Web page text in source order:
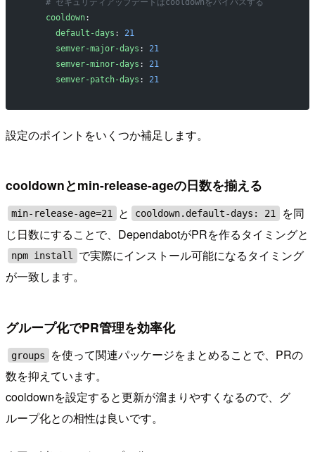
    # セキュリティアップデートはcooldownをバイパスする
    cooldown
:
      default-days
: 21
      semver-major-days
: 21
      semver-minor-days
: 21
      semver-patch-days
: 21
設定のポイントをいくつか補足します。
cooldownとmin-release-ageの日数を揃える
min-release-age=21 と cooldown.default-days: 21
を同
じ日数にすることで、DependabotがPRを作るタイミングと
npm install
で実際にインストール可能になるタイミング
が一致します。
グループ化でPR管理を効率化
groups
を使って関連パッケージをまとめることで、PRの
数を抑えています。
cooldownを設定すると更新が溜まりやすくなるので、グ
ループ化との相性は良いです。